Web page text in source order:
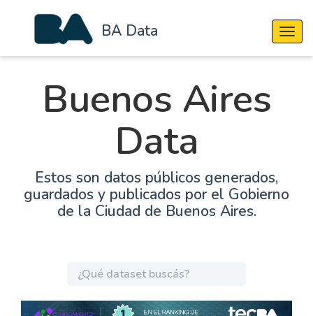
BA Data
Buenos Aires
Data
Estos son datos públicos generados,
guardados y publicados por el Gobierno
de la Ciudad de Buenos Aires.